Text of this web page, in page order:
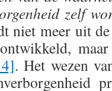
zelf
niet meer uit
. Het wezen